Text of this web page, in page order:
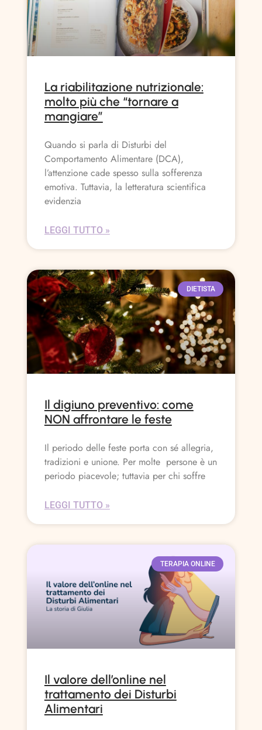
La riabilitazione nutrizionale:
molto più che “tornare a
mangiare”
Quando si parla di Disturbi del
Comportamento Alimentare (DCA),
l’attenzione cade spesso sulla sofferenza
emotiva. Tuttavia, la letteratura scientifica
evidenzia
LEGGI TUTTO »
DIETISTA
Il digiuno preventivo: come
NON affrontare le feste
Il periodo delle feste porta con sé allegria,
tradizioni e unione. Per molte persone è un
periodo piacevole; tuttavia per chi soffre
LEGGI TUTTO »
TERAPIA ONLINE
Il valore dell’online nel
trattamento dei Disturbi
Alimentari